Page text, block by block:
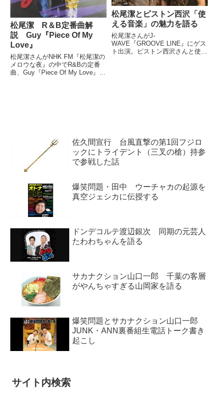
松尾潔 R＆B定番曲解
説 Guy『Piece Of My
Love』
松尾潔さんがNHK FM『松尾潔の
メロウな夜』の中でR&Bの定番
曲、Guy『Piece Of My Love』を
松尾潔とピストン西沢「使
える音楽」の魅力を語る
松尾潔さんがJ-
WAVE『GROOVE LINE』にゲス
ト出演。ピストン西沢さんと使え
佐久間宣行 台風直撃の第1回フジロ
ックにトライデント（三叉の槍）持参
で参戦した話
爆笑問題・田中 ウーチャカの起源を
真空ジェシカに伝授する
ドンデコルテ渡辺銀次 同期の元芸人
たわわちゃんを語る
サカナクション山口一郎 千葉の客層
がやんちゃすぎる山岡家を語る
爆笑問題とサカナクション山口一郎
JUNK・ANN裏番組生電話トーク書き
起こし
サイト内検索